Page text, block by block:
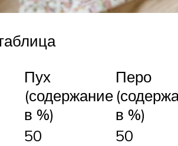
Пух
(содержание
в %)
Перо
в %)
50
50